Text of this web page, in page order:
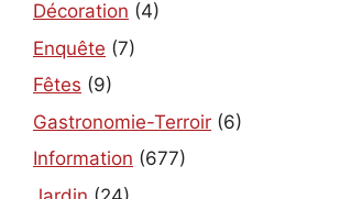
Décoration (4)
Enquête (7)
Fêtes (9)
Gastronomie-Terroir (6)
Information (677)